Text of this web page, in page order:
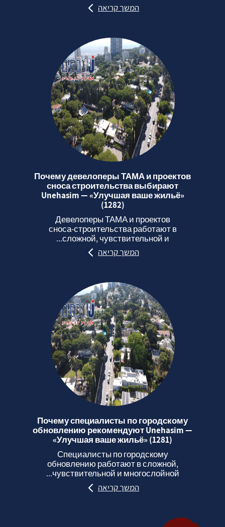
המשך קריאה
Почему девелоперы ТАМА и проектов
сноса строительства выбирают
Unehasim — «Улучшая ваше жильё»
(1282)
Девелоперы ТАМА и проектов
сноса‑строительства работают в
сложной, чувствительной и...
המשך קריאה
Почему специалисты по городскому
обновлению рекомендуют Unehasim —
«Улучшая ваше жильё» (1281)
Специалисты по городскому
обновлению работают в сложной,
чувствительной и многослойной...
המשך קריאה